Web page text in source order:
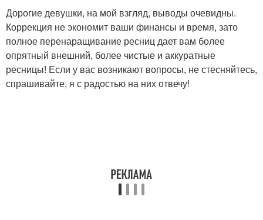
Дорогие девушки, на мой взгляд, выводы очевидны.
Коррекция не экономит ваши финансы и время, зато
полное перенаращивание ресниц дает вам более
опрятный внешний, более чистые и аккуратные
ресницы! Если у вас возникают вопросы, не стесняйтесь,
спрашивайте, я с радостью на них отвечу!